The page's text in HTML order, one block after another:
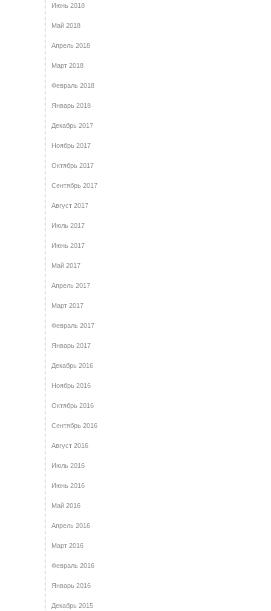
Июнь 2018
Май 2018
Апрель 2018
Март 2018
Февраль 2018
Январь 2018
Декабрь 2017
Ноябрь 2017
Октябрь 2017
Сентябрь 2017
Август 2017
Июль 2017
Июнь 2017
Май 2017
Апрель 2017
Март 2017
Февраль 2017
Январь 2017
Декабрь 2016
Ноябрь 2016
Октябрь 2016
Сентябрь 2016
Август 2016
Июль 2016
Июнь 2016
Май 2016
Апрель 2016
Март 2016
Февраль 2016
Январь 2016
Декабрь 2015